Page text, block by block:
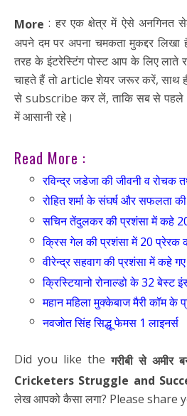
More : हर एक क्षेत्र में ऐसे अनगिनत
अपने दम पर अपना चमकता मुकद्दर
तरह के इंटरेस्टिंग पोस्ट आप के लिए
चाहते हैं तो article शेयर जरूर करें, साथ
से subscribe कर लें, ताकि सब से
में आसानी रहे।
Read More :
रविन्द्र जडेजा की जीवनी व रोचक
रोहित शर्मा के संघर्ष और सफलता
सचिन तेंदुलकर की प्रशंसा में कहे
क्रिस गेल की प्रशंसा में 20
वीरेन्द्र सहवाग की प्रशंसा में कहे
क्रिस्टियानो रोनाल्डो के 32 बेस्ट
महान महिला मुक्केबाज मैरी कॉम के
नवजोत सिंह सिद्धू फेमस 1 लाइनर्स
Did you like theगरीबी से
Cricketers Struggle and
लेख आपको कैसा लगा? Please share